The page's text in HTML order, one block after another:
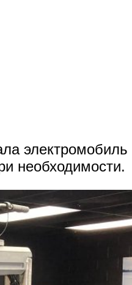
электромобиль
необходимости.